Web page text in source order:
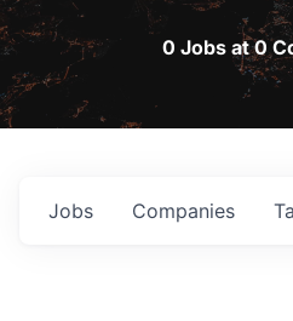
0 Jobs at 0
Jobs Companies